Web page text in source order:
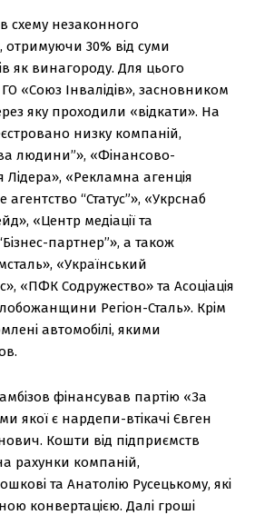
схему незаконного
30% від суми
як винагороду. Для цього
«Союз Інвалідів», засновником
яку проходили «відкати». На
низку компаній,
людини”», «Фінансово-
Лідера», «Рекламна агенція
“Статус”», «Укрснаб
«Центр медіації та
партнер”», а також
«Український
«ПФК Содружество» та Асоціація
Регіон-Сталь». Крім
автомобілі, якими
фінансував партію «За
якої є нардепи-втікачі Євген
Кошти від підприємств
рахунки компаній,
та Анатолію Русецькому, які
конвертацією. Далі гроші